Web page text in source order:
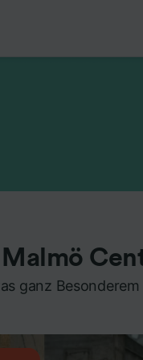
ganz Besonderem